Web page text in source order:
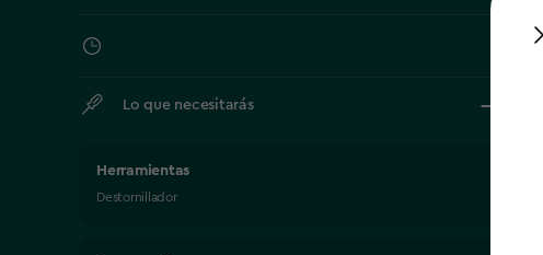
Lo que necesitarás
Herramientas
Destornillador